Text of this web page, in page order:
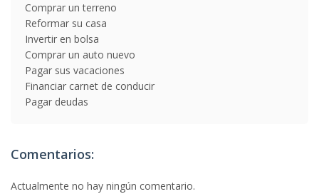
Comprar un terreno
Reformar su casa
Invertir en bolsa
Comprar un auto nuevo
Pagar sus vacaciones
Financiar carnet de conducir
Pagar deudas
Comentarios:
Actualmente no hay ningún comentario.